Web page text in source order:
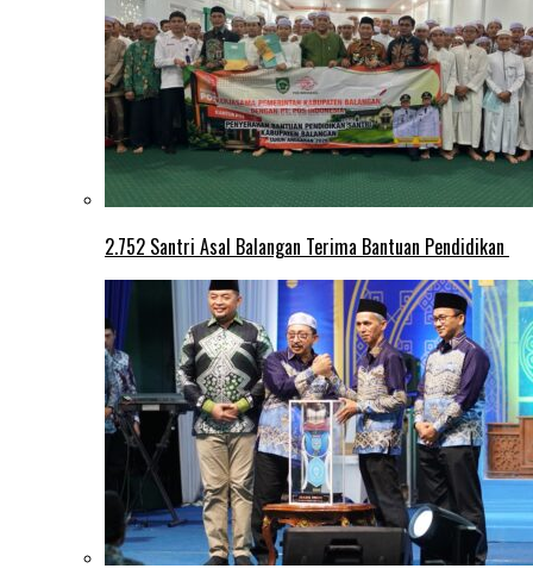
2.752 Santri Asal Balangan Terima Bantuan Pendidikan